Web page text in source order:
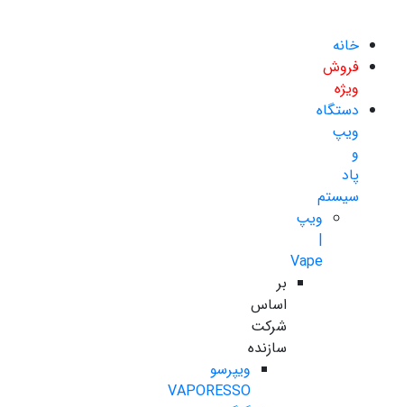
خانه
فروش
ویژه
دستگاه
ویپ
و
پاد
سیستم
ویپ
|
Vape
بر
اساس
شرکت
سازنده
ویپرسو
VAPORESSO